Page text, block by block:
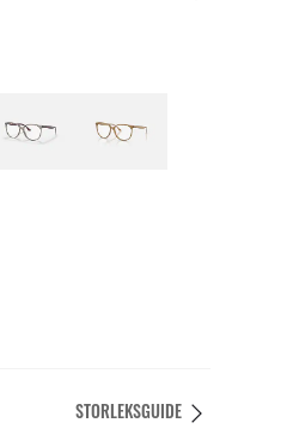
STORLEKSGUIDE